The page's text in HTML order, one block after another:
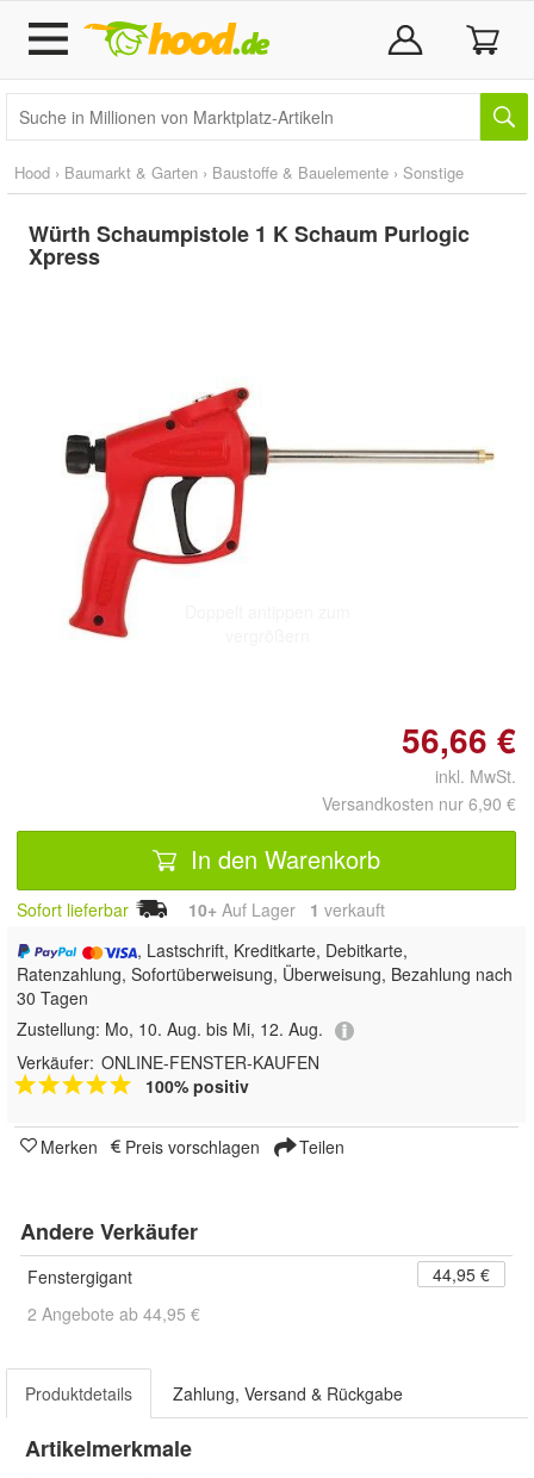
Hood › Baumarkt & Garten › Baustoffe & Bauelemente › Sonstige
Würth Schaumpistole 1 K Schaum Purlogic
Xpress
56,66 €
inkl. MwSt.
Versandkosten nur 6,90 €
In den Warenkorb
Sofort lieferbar 10+ Auf Lager 1 verkauft
, Lastschrift, Kreditkarte, Debitkarte,
Ratenzahlung, Sofortüberweisung, Überweisung, Bezahlung nach
30 Tagen
Zustellung: Mo, 10. Aug. bis Mi, 12. Aug.
Verkäufer: ONLINE-FENSTER-KAUFEN
100% positiv
Merken Preis vorschlagen Teilen
Andere Verkäufer
Fenstergigant
44,95 €
2 Angebote ab 44,95 €
Produktdetails Zahlung, Versand & Rückgabe
Artikelmerkmale